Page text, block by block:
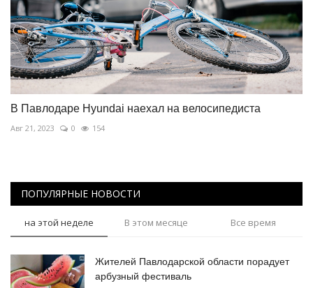
В Павлодаре Hyundai наехал на велосипедиста
Авг 21, 2023 0 154
ПОПУЛЯРНЫЕ НОВОСТИ
на этой неделе В этом месяце Все время
Жителей Павлодарской области порадует
арбузный фестиваль